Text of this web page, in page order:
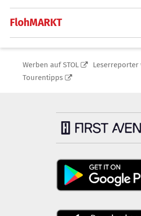
FlohMARKT
Werben auf STOL
Leserreporter
Tourentipps